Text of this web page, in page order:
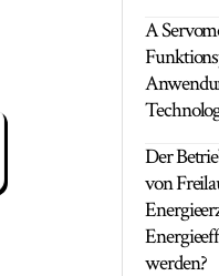
A
Der
von
werden?